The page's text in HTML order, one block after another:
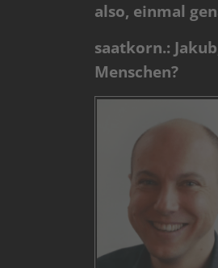
also, einmal
saatkorn.:
Menschen?